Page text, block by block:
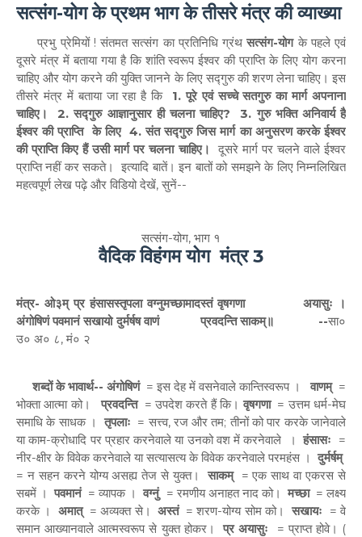
सत्संग-योग के प्रथम भाग के तीसरे मंत्र की व्याख्या
प्रभु प्रेमियों ! संतमत सत्संग का प्रतिनिधि ग्रंथसत्संग-योगके पहले एवं
दूसरे मंत्र में बताया गया है कि शांति स्वरूप ईश्वर की प्राप्ति के लिए योग करना
चाहिए और योग करने की युक्ति जानने के लिए सद्गुरु की शरण लेना चाहिए। इस
तीसरे मंत्र में बताया जा रहा है कि 1. पूरे एवं सच्चे सतगुरु का मार्ग अपनाना
चाहिए। 2. सद्गुरु आज्ञानुसार ही चलना चाहिए? 3. गुरु भक्ति अनिवार्य है
ईश्वर की प्राप्ति के लिए 4. संत सद्गुरु जिस मार्ग का अनुसरण करके ईश्वर
की प्राप्ति किए हैं उसी मार्ग पर चलना चाहिए।
दूसरे मार्ग पर चलने वाले ईश्वर
प्राप्ति नहीं कर सकते।
इत्यादि बातें। इन बातों को समझने के लिए निम्नलिखित
महत्वपूर्ण लेख पढ़े और विडियो देखें, सुनें--
सत्संग-योग, भाग १
वैदिक विहंगम योग मंत्र 3
मंत्र- ओ३म् प्र हंसासस्तृपला वग्नुमच्छामादस्तं वृषगणा अयासुः ।
अंगोषिणं पवमानं सखायो दुर्मर्षष वाणं प्रवदन्ति साकम्॥ --सा०
उ० अ० ८, मं० २
शब्दों के भावार्थ-- अंगोषिणं= इस देह में वसनेवाले कान्तिस्वरूप । वाणम्=
भोक्ता आत्मा को। प्रवदन्ति= उपदेश करते हैं कि। वृषगणा= उत्तम धर्म-मेघ
समाधि के साधक । तृपलाः = सत्त्व, रज और तम; तीनों को पार करके जानेवाले
या काम-क्रोधादि पर प्रहार करनेवाले या उनको वश में करनेवाले ।हंसासः =
नीर-क्षीर के विवेक करनेवाले या सत्यासत्य के विवेक करनेवाले परमहंस । दुर्मर्षम्
= न सहन करने योग्य असह्य तेज से युक्त। साकम्= एक साथ वा एकरस से
सबमें ।पवमानं= व्यापक ।वग्नुं= रमणीय अनाहत नाद को। मच्छा= लक्ष्य
करके ।अमात्= अव्यक्त से।अस्तं= शरण-योग्य सोम को। सखायः = वे
समान आख्यानवाले आत्मस्वरूप से युक्त होकर।प्र अयासुः = प्राप्त होवे। (